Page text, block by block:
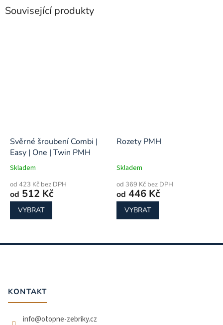
Související produkty
Svěrné šroubení Combi |
Easy | One | Twin PMH
Skladem
od 423 Kč bez DPH
od 512 Kč
VYBRAT
Rozety PMH
Skladem
od 369 Kč bez DPH
od 446 Kč
VYBRAT
Z
KONTAKT
info@otopne-zebriky.cz